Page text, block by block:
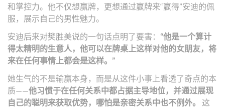
和掌控力。他不仅想赢牌，更想通过赢牌来“赢得”安迪的佩
服，展示自己的男性魅力。
安迪后来对樊胜美说的一句话点明了要害： “他是一个算计
得太精明的生意人，他可以在牌桌上这样对他的女朋友，将
来在任何事情上都会是这样。”
她生气的不是输赢本身，而是从这件小事上看透了奇点的本
质——他习惯于在任何关系中都占据主导地位，并通过展现
自己的聪明来获取优势，哪怕是亲密关系中也不例外。
这